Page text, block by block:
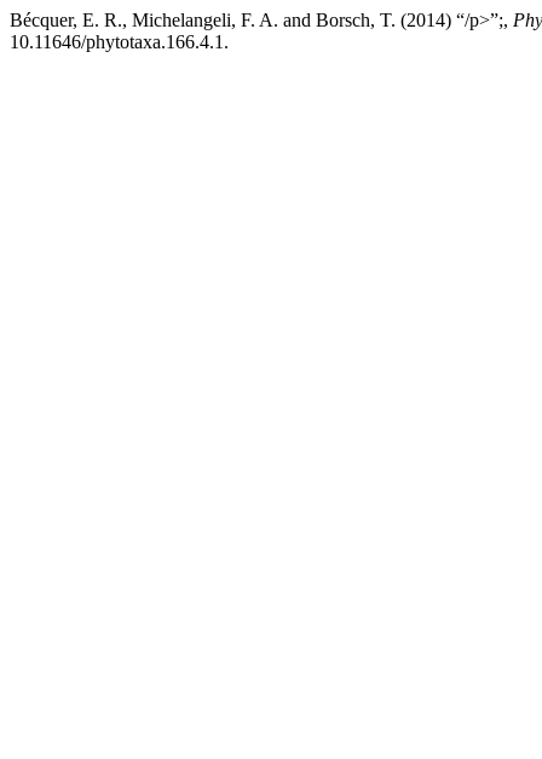
Bécquer, E. R., Michelangeli, F. A. and Borsch, T. (2014) “/p>”;,
10.11646/phytotaxa.166.4.1.